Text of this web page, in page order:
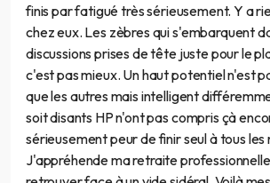
finis par fatigué très sérieusement. Y a
chez eux. Les zèbres qui s'embarquent
discussions prises de tête juste pour le
c'est pas mieux. Un haut potentiel n'est
que les autres mais intelligent
soit disants HP n'ont pas compris çà
sérieusement peur de finir seul à tous les
J'appréhende ma retraite